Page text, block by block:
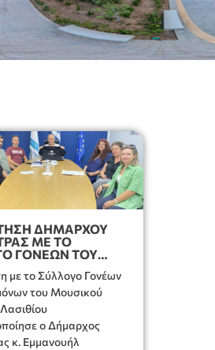
ΔΗΜΑΡΧΟΥ
ΜΕ ΤΟ
ΓΟΝΕΩΝ ΤΟΥ
με το Σύλλογο Γονέων
του Μουσικού
ο Δήμαρχος
κ. Εμμανουήλ